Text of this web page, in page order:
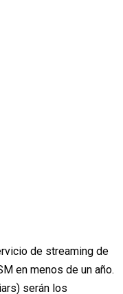
de streaming de
en menos de un año.
serán los